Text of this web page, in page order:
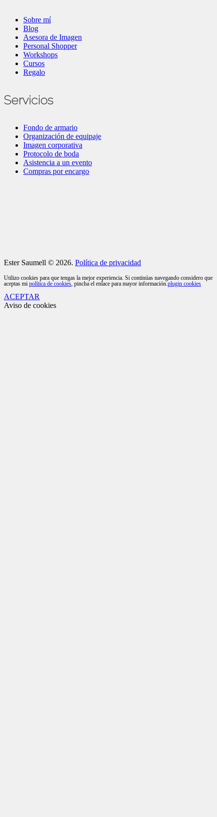
Sobre mí
Blog
Asesora de Imagen
Personal Shopper
Workshops
Cursos
Regalo
Servicios
Fondo de armario
Organización de equipaje
Imagen corporativa
Protocolo de boda
Asistencia a un evento
Compras por encargo
Ester Saumell © 2026. Política de privacidad
Utilizo cookies para que tengas la mejor experiencia. Si continúas navegando considero que
aceptas mi política de cookies, pincha el enlace para mayor información.plugin cookies
ACEPTAR
Aviso de cookies